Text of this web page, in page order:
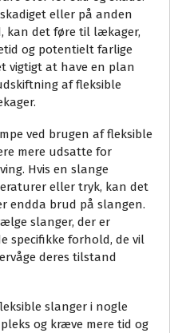
eller på anden
kan det føre til lækager,
og potentielt farlige
vigtigt at have en plan
af fleksible
ved brugen af fleksible
mere udsatte for
Hvis en slange
eller tryk, kan det
endda brud på slangen.
slanger, der er
specifikke forhold, de vil
deres tilstand
slanger i nogle
og kræve mere tid og